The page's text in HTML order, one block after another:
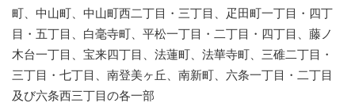
町、中山町、中山町西二丁目・三丁目、疋田町一丁目・四丁
目・五丁目、白毫寺町、平松一丁目・二丁目・四丁目、藤ノ
木台一丁目、宝来四丁目、法蓮町、法華寺町、三碓二丁目・
三丁目・七丁目、南登美ヶ丘、南新町、六条一丁目・二丁目
及び六条西三丁目の各一部